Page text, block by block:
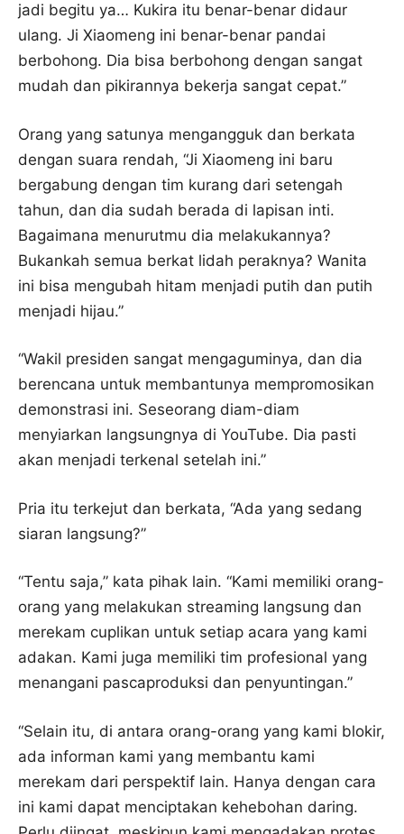
jadi begitu ya… Kukira itu benar-benar didaur
ulang. Ji Xiaomeng ini benar-benar pandai
berbohong. Dia bisa berbohong dengan sangat
mudah dan pikirannya bekerja sangat cepat.”
Orang yang satunya mengangguk dan berkata
dengan suara rendah, “Ji Xiaomeng ini baru
bergabung dengan tim kurang dari setengah
tahun, dan dia sudah berada di lapisan inti.
Bagaimana menurutmu dia melakukannya?
Bukankah semua berkat lidah peraknya? Wanita
ini bisa mengubah hitam menjadi putih dan putih
menjadi hijau.”
“Wakil presiden sangat mengaguminya, dan dia
berencana untuk membantunya mempromosikan
demonstrasi ini. Seseorang diam-diam
menyiarkan langsungnya di YouTube. Dia pasti
akan menjadi terkenal setelah ini.”
Pria itu terkejut dan berkata, “Ada yang sedang
siaran langsung?”
“Tentu saja,” kata pihak lain. “Kami memiliki orang-
orang yang melakukan streaming langsung dan
merekam cuplikan untuk setiap acara yang kami
adakan. Kami juga memiliki tim profesional yang
menangani pascaproduksi dan penyuntingan.”
“Selain itu, di antara orang-orang yang kami blokir,
ada informan kami yang membantu kami
merekam dari perspektif lain. Hanya dengan cara
ini kami dapat menciptakan kehebohan daring.